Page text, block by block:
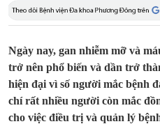
Ngày nay, gan nhiễm mỡ và
trở nên phổ biến và dần trở
hiện đại vì số người mắc bệnh
chí rất nhiều người còn mắc
cho việc điều trị và quản lý